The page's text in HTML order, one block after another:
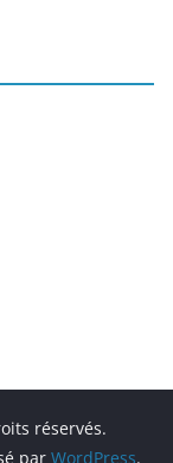
réservés.
par WordPress.